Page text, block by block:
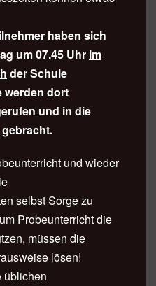
haben sich
um 07.45 Uhr im
der Schule
werden dort
und in die
und wieder
selbst Sorge zu
Probeunterricht die
müssen die
lösen!
üblichen